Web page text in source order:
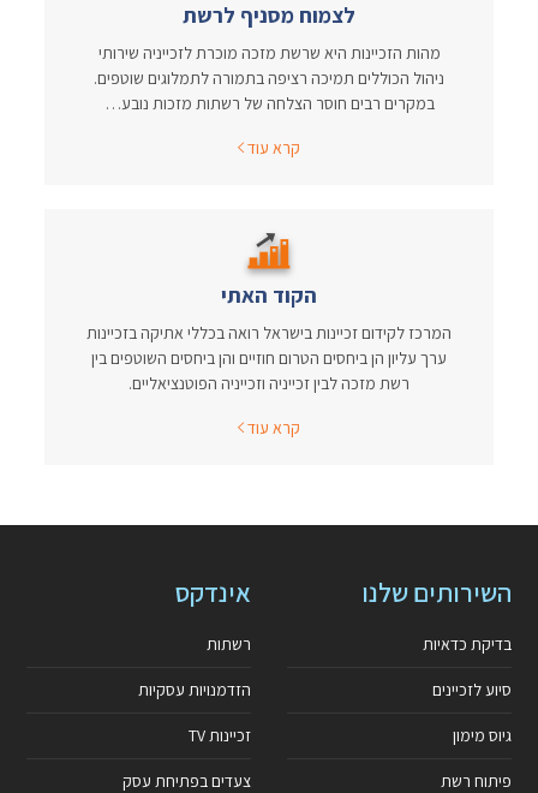
לצמוח מסניף לרשת
מהות הזכיינות היא שרשת מזכה מוכרת לזכייניה שירותי
ניהול הכוללים תמיכה רציפה בתמורה לתמלוגים שוטפים.
במקרים רבים חוסר הצלחה של רשתות מזכות נובע…
קרא עוד
הקוד האתי
המרכז לקידום זכיינות בישראל רואה בכללי אתיקה בזכיינות
ערך עליון הן ביחסים הטרום חוזיים והן ביחסים השוטפים בין
רשת מזכה לבין זכייניה וזכייניה הפוטנציאליים.
קרא עוד
השירותים שלנו
בדיקת כדאיות
סיוע לזכיינים
גיוס מימון
פיתוח רשת
אינדקס
רשתות
הזדמנויות עסקיות
זכיינות TV
צעדים בפתיחת עסק